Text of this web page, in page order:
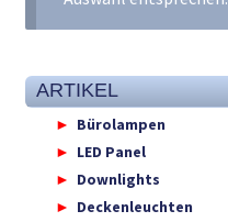
ARTIKEL
Bürolampen
LED Panel
Downlights
Deckenleuchten